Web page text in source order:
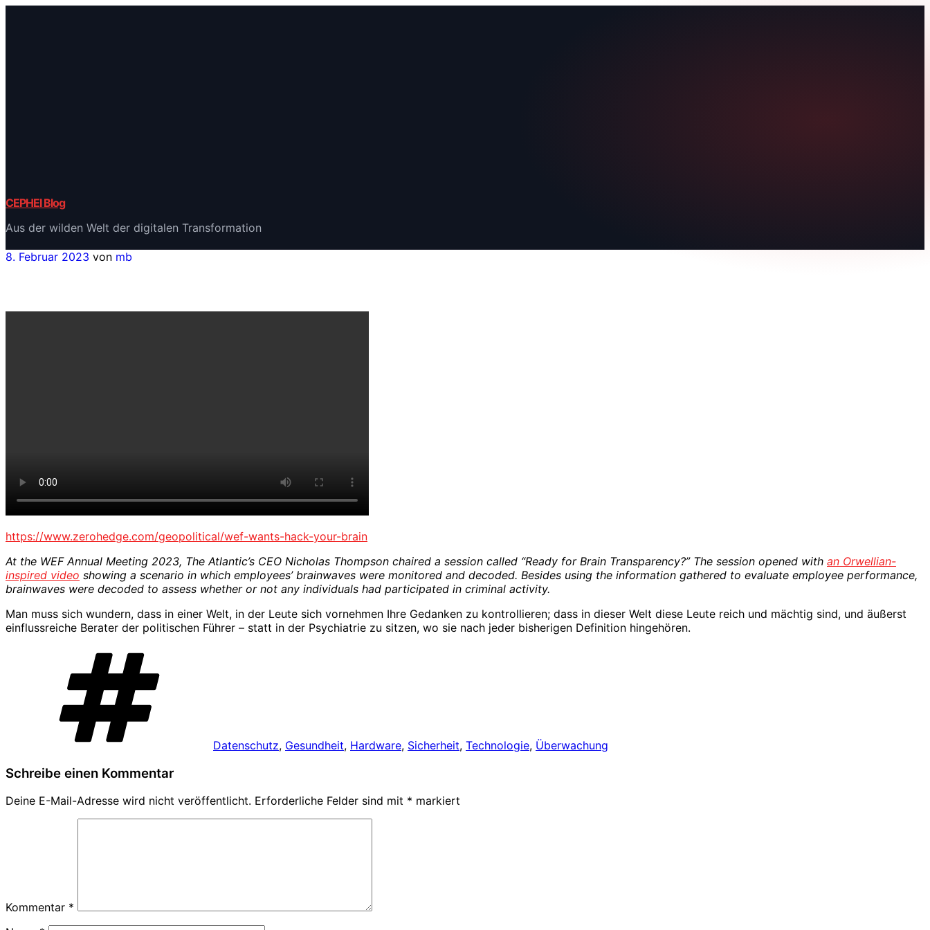
CEPHEI Blog
Aus der wilden Welt der digitalen Transformation
Veröffentlicht
8. Februar 2023 von mb
https://www.zerohedge.com/geopolitical/wef-wants-hack-your-brain
At the WEF Annual Meeting 2023, The Atlantic’s CEO Nicholas Thompson chaired a session called “Ready for Brain Transparency?” The session opened with an Orwellian-
inspired video showing a scenario in which employees’ brainwaves were monitored and decoded. Besides using the information gathered to evaluate employee performance,
brainwaves were decoded to assess whether or not any individuals had participated in criminal activity.
Man muss sich wundern, dass in einer Welt, in der Leute sich vornehmen Ihre Gedanken zu kontrollieren; dass in dieser Welt diese Leute reich und mächtig sind, und äußerst
einflussreiche Berater der politischen Führer – statt in der Psychiatrie zu sitzen, wo sie nach jeder bisherigen Definition hingehören.
Datenschutz, Gesundheit, Hardware, Sicherheit, Technologie, Überwachung
Schreibe einen Kommentar
Deine E-Mail-Adresse wird nicht veröffentlicht. Erforderliche Felder sind mit * markiert
Kommentar *